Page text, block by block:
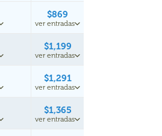
$869
ver entradas
$1,199
ver entradas
$1,291
ver entradas
$1,365
ver entradas